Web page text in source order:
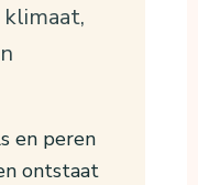
en peren
ontstaat